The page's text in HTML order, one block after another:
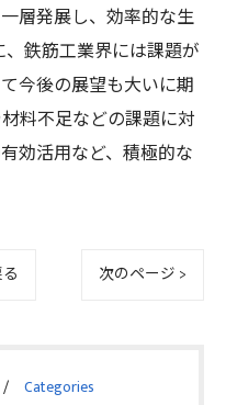
層発展し、効率的な生
鉄筋工業界には課題が
今後の展望も大いに期
料不足などの課題に対
効活用など、積極的な
次のページ >
Categories